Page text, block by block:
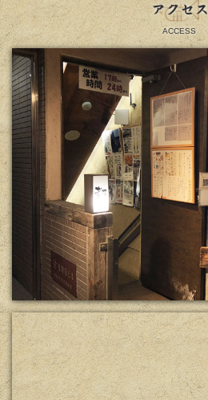
アクセス
ACCESS